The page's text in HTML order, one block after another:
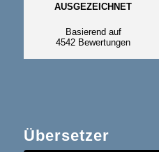
AUSGEZEICHNET
Basierend auf
4542 Bewertungen
Übersetzer